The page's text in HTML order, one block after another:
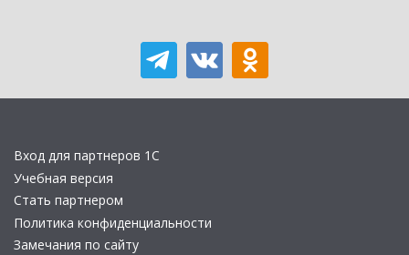
Вход для партнеров 1С
Учебная версия
Стать партнером
Политика конфиденциальности
Замечания по сайту